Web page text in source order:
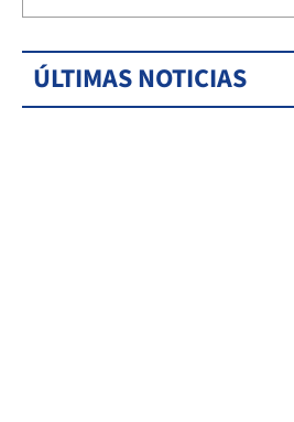
ÚLTIMAS NOTICIAS